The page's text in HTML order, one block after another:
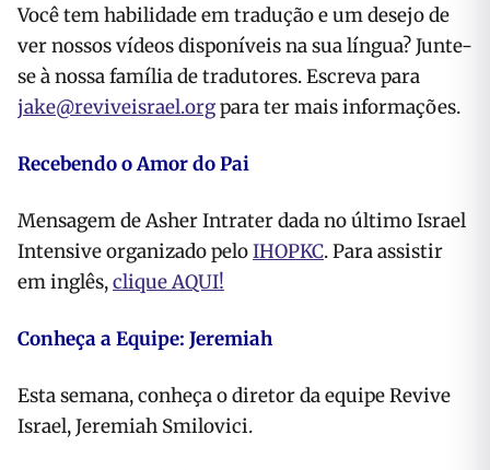
Você tem habilidade em tradução e um desejo de
ver nossos vídeos disponíveis na sua língua? Junte-
se à nossa família de tradutores. Escreva para
jake@reviveisrael.orgpara ter mais informações.
Recebendo o Amor do Pai
Mensagem de Asher Intrater dada no último Israel
Intensive organizado peloIHOPKC. Para assistir
em inglês,clique AQUI!
Conheça a Equipe: Jeremiah
Esta semana, conheça o diretor da equipe Revive
Israel, Jeremiah Smilovici.